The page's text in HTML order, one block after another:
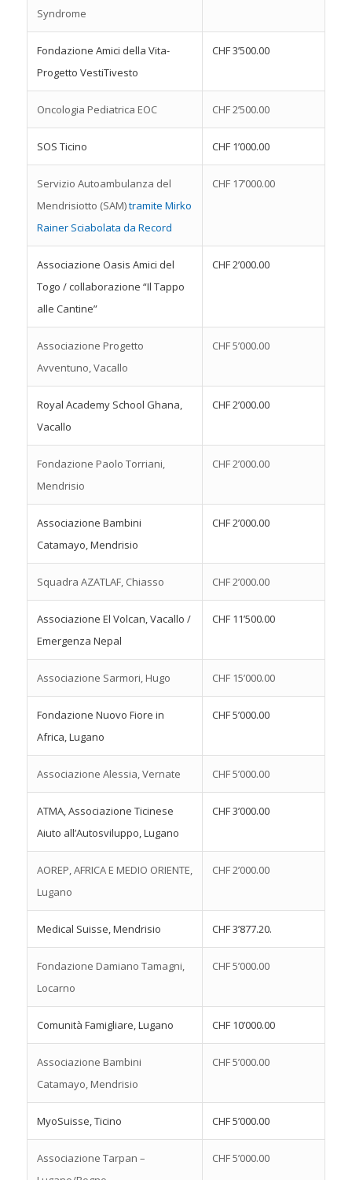
Syndrome
Fondazione Amici della Vita-
Progetto VestiTivesto
CHF 3’500.00
Oncologia Pediatrica EOC CHF 2’500.00
SOS Ticino CHF 1’000.00
Servizio Autoambulanza del
Mendrisiotto (SAM)tramite Mirko
Rainer Sciabolata da Record
CHF 17’000.00
Associazione Oasis Amici del
Togo / collaborazione “Il Tappo
alle Cantine”
CHF 2’000.00
Associazione Progetto
Avventuno, Vacallo
CHF 5’000.00
Royal Academy School Ghana,
Vacallo
CHF 2’000.00
Fondazione Paolo Torriani,
Mendrisio
CHF 2’000.00
Associazione Bambini
Catamayo, Mendrisio
CHF 2’000.00
Squadra AZATLAF, Chiasso CHF 2’000.00
Associazione El Volcan, Vacallo /
Emergenza Nepal
CHF 11’500.00
Associazione Sarmori, Hugo CHF 15’000.00
Fondazione Nuovo Fiore in
Africa, Lugano
CHF 5’000.00
Associazione Alessia, Vernate CHF 5’000.00
ATMA, Associazione Ticinese
Aiuto all’Autosviluppo, Lugano
CHF 3’000.00
AOREP, AFRICA E MEDIO ORIENTE,
Lugano
CHF 2’000.00
Medical Suisse, Mendrisio CHF 3’877.20.
Fondazione Damiano Tamagni,
Locarno
CHF 5’000.00
Comunità Famigliare, Lugano CHF 10’000.00
Associazione Bambini
Catamayo, Mendrisio
CHF 5’000.00
MyoSuisse, Ticino CHF 5’000.00
Associazione Tarpan –
CHF 5’000.00